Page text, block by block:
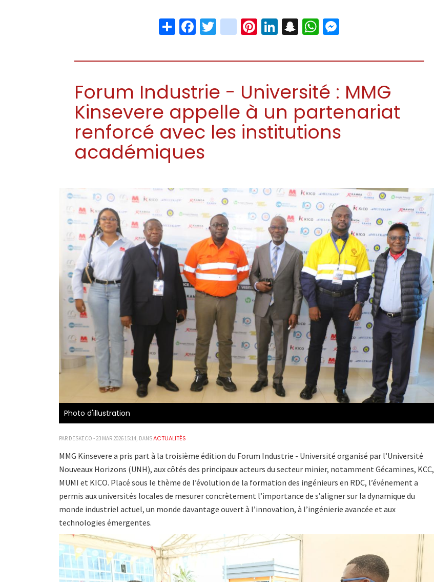
ShareFacebook
Twitter
instagram
Pinterest
LinkedIn
Snapchat
WhatsApp
Forum Industrie - Université : MMG
Kinsevere appelle à un partenariat
renforcé avec les institutions
académiques
Photo d'illustration
PAR DESKECO - 23 MAR 2026 15:14, DANSACTUALITÉS
MMG Kinsevere a pris part à la troisième édition du Forum Industrie - Université organisé par l’Université
Nouveaux Horizons (UNH), aux côtés des principaux acteurs du secteur minier, notamment Gécamines, KCC,
MUMI et KICO. Placé sous le thème de l’évolution de la formation des ingénieurs en RDC, l’événement a
permis aux universités locales de mesurer concrètement l’importance de s’aligner sur la dynamique du
monde industriel actuel, un monde davantage ouvert à l’innovation, à l’ingénierie avancée et aux
technologies émergentes.